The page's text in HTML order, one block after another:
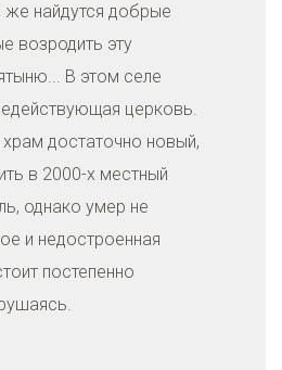
же найдутся добрые
возродить эту
В этом селе
церковь.
достаточно новый,
в 2000-х местный
однако умер не
и недостроенная
постепенно